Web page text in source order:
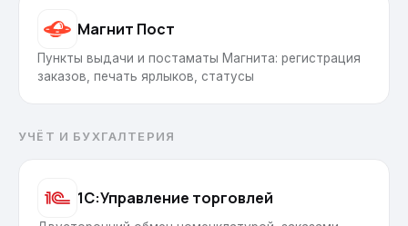
Магнит Пост
Пункты выдачи и постаматы Магнита: регистрация
заказов, печать ярлыков, статусы
УЧЁТ И БУХГАЛТЕРИЯ
1С:Управление торговлей